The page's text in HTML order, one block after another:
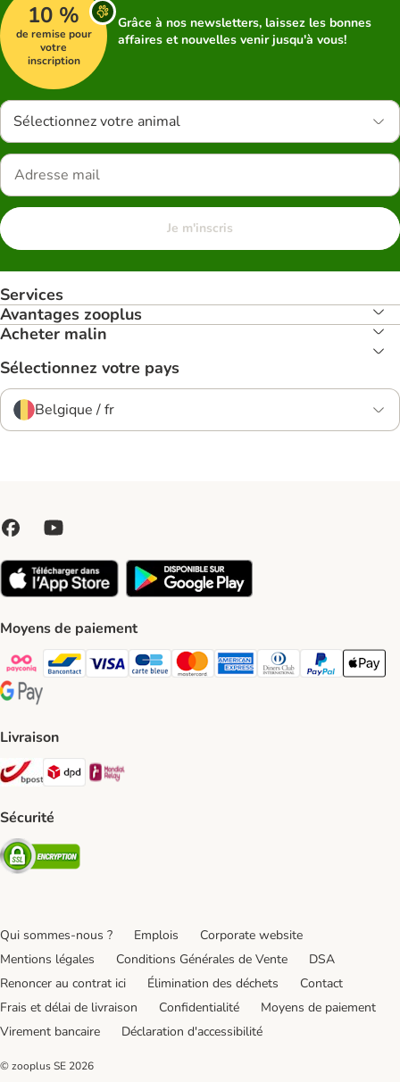
10 %
de remise pour
votre
inscription
Grâce à nos newsletters, laissez les bonnes
affaires et nouvelles venir jusqu'à vous!
Sélectionnez votre animal
Je m'inscris
Services
Avantages zooplus
Acheter malin
Sélectionnez votre pays
Belgique / fr
Moyens de paiement
Payconiq Payment Method
bancontact Payment Method
Visa Payment Method
carte bleue Payment Method
Master card Payment Method
American express Payment
Diners club Payment
Paypal Payment
Apple
Google Pay Payment Method
Livraison
Bpost Shipping Method
DPD Shipping Method
Sécurité
Security
Qui sommes-nous ? Emplois
Corporate website
Mentions légales
Conditions Générales de Vente
DSA
Renoncer au contrat ici
Élimination des déchets
Contact
Frais et délai de livraison
Confidentialité
Moyens de paiement
Virement bancaire
Déclaration d'accessibilité
© zooplus SE 2026